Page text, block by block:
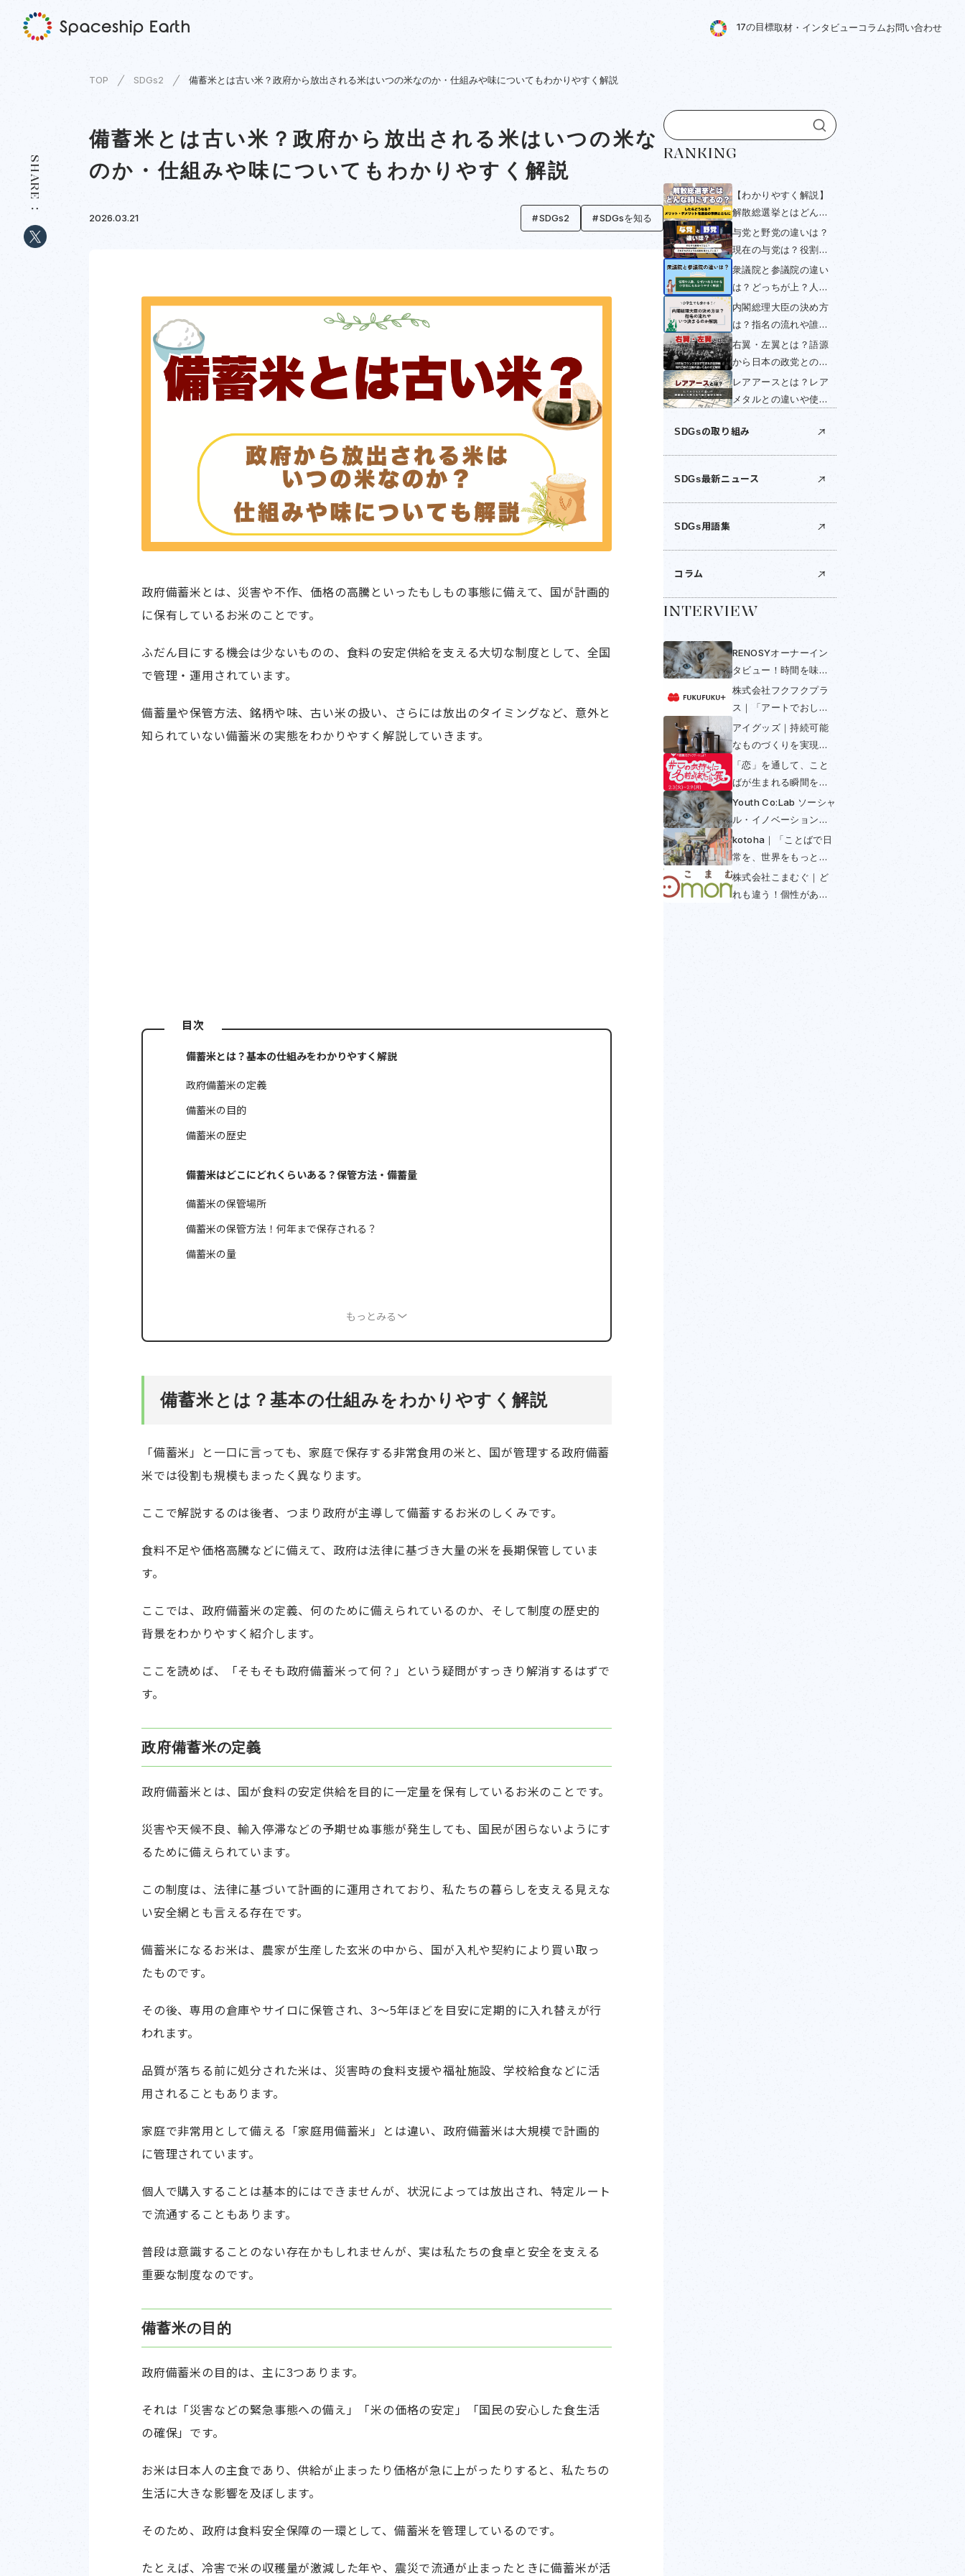
17の目標取材 ・ インタ ビュ ーコラ ムお問い合わせ
TOP SDGs2 備蓄米とは古い米？政府から放出される米はいつの米なのか・仕組みや味についてもわかりやすく解説
備蓄米とは古い米？政府から放出される米はいつの米な
のか・仕組みや味についてもわかりやすく解説
2026.03.21 SDGs2 SDGsを知る
政府備蓄米とは、災害や不作、価格の高騰といったもしもの事態に備えて、国が計画的
に保有しているお米のことです。
ふだん目にする機会は少ないものの、食料の安定供給を支える大切な制度として、全国
で管理・運用されています。
備蓄量や保管方法、銘柄や味、古い米の扱い、さらには放出のタイミングなど、意外と
知られていない備蓄米の実態をわかりやすく解説していきます。
目次
備蓄米とは？基本の仕組みをわかりやすく解説
政府備蓄米の定義
備蓄米の目的
備蓄米の歴史
備蓄米はどこにどれくらいある？保管方法・備蓄量
備蓄米の保管場所
備蓄米の保管方法！何年まで保存される？
備蓄米の量
もっとみる
備蓄米とは？基本の仕組みをわかりやすく解説
「備蓄米」と一口に言っても、家庭で保存する非常食用の米と、国が管理する政府備蓄
米では役割も規模もまったく異なります。
ここで解説するのは後者、つまり政府が主導して備蓄するお米のしくみです。
食料不足や価格高騰などに備えて、政府は法律に基づき大量の米を長期保管していま
す。
ここでは、政府備蓄米の定義、何のために備えられているのか、そして制度の歴史的
背景をわかりやすく紹介します。
ここを読めば、「そもそも政府備蓄米って何？」という疑問がすっきり解消するはずで
す。
政府備蓄米の定義
政府備蓄米とは、国が食料の安定供給を目的に一定量を保有しているお米のことです。
災害や天候不良、輸入停滞などの予期せぬ事態が発生しても、国民が困らないようにす
るために備えられています。
この制度は、法律に基づいて計画的に運用されており、私たちの暮らしを支える見えな
い安全網とも言える存在です。
備蓄米になるお米は、農家が生産した玄米の中から、国が入札や契約により買い取っ
たものです。
その後、専用の倉庫やサイロに保管され、3〜5年ほどを目安に定期的に入れ替えが行
われます。
品質が落ちる前に処分された米は、災害時の食料支援や福祉施設、学校給食などに活
用されることもあります。
家庭で非常用として備える「家庭用備蓄米」とは違い、政府備蓄米は大規模で計画的
に管理されています。
個人で購入することは基本的にはできませんが、状況によっては放出され、特定ルート
で流通することもあります。
普段は意識することのない存在かもしれませんが、実は私たちの食卓と安全を支える
重要な制度なのです。
備蓄米の目的
政府備蓄米の目的は、主に3つあります。
それは「災害などの緊急事態への備え」「米の価格の安定」「国民の安心した食生活
の確保」です。
お米は日本人の主食であり、供給が止まったり価格が急に上がったりすると、私たちの
生活に大きな影響を及ぼします。
そのため、政府は食料安全保障の一環として、備蓄米を管理しているのです。
たとえば、冷害で米の収穫量が激減した年や、震災で流通が止まったときに備蓄米が活
SHARE
RANKING
【わかりやすく解説】
解散総選挙とはどんな
時にするの？したらど
うなる？メリット・デ
メリットを過去の事例
とともにみていく
与党と野党の違いは？
現在の与党は？役割や
衆議院・参議院選挙と
の関係をわかりやすく
解説！
衆議院と参議院の違い
は？どっちが上？人数
や与党・野党について
小学生にもわかりやす
く簡単に解説！
内閣総理大臣の決め方
は？指名の流れや誰が
する？いつ変わるの
か・国民投票できない
右翼・左翼とは？語源
から日本の政党との関
係までわかりやすく解
説！
レアアースとは？レア
メタルとの違いや使い
日本の埋蔵量・中国の
SDGsの取り組み
SDGs最新ニュース
SDGs用語集
コラム
INTERVIEW
RENOSYオーナーイン
タビュー！時間を味方
につける〜不動産投資
は早めの年金〜
株式会社フクフクプラ
ス｜「アートでおしゃ
べり」して多様性と包
括を実現
アイグッズ｜持続可能
なものづくりを実現！
コーヒーからできたコ
ーヒー好きのための
「恋」を通して、こと
ばが生まれる瞬間を感
じられる展示──「この
気持ちに名前があった
ら展」開催初日レポー
ト
Youth Co:Lab ソーシャ
ル・イノベーション・
チャレンジ日本大会
2025
kotoha｜「ことばで日
常を、世界をもっと豊
かに」を掲げ「翻訳で
きないことば」との出
株式会社こまむぐ｜ど
れも違う！個性がある